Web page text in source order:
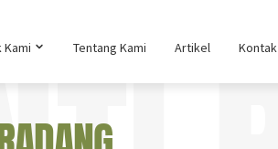
Kami Tentang Kami Artikel